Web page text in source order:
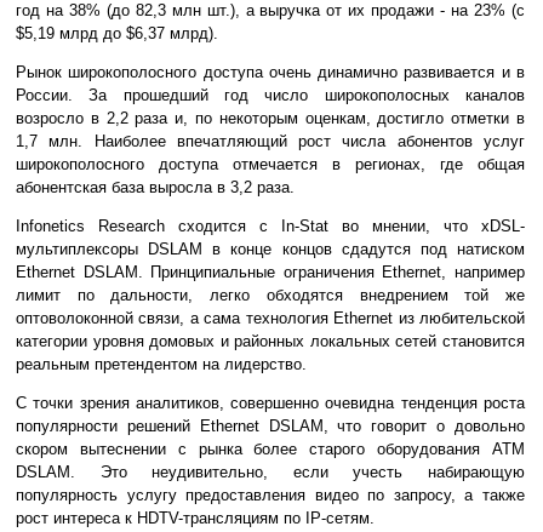
год на 38% (до 82,3 млн шт.), а выручка от их продажи - на 23% (с
$5,19 млрд до $6,37 млрд).
Рынок широкополосного доступа очень динамично развивается и в
России. За прошедший год число широкополосных каналов
возросло в 2,2 раза и, по некоторым оценкам, достигло отметки в
1,7 млн. Наиболее впечатляющий рост числа абонентов услуг
широкополосного доступа отмечается в регионах, где общая
абонентская база выросла в 3,2 раза.
Infonetics Research сходится с In-Stat во мнении, что xDSL-
мультиплексоры DSLAM в конце концов сдадутся под натиском
Ethernet DSLAM. Принципиальные ограничения Ethernet, например
лимит по дальности, легко обходятся внедрением той же
оптоволоконной связи, а сама технология Ethernet из любительской
категории уровня домовых и районных локальных сетей становится
реальным претендентом на лидерство.
С точки зрения аналитиков, совершенно очевидна тенденция роста
популярности решений Ethernet DSLAM, что говорит о довольно
скором вытеснении с рынка более старого оборудования ATM
DSLAM. Это неудивительно, если учесть набирающую
популярность услугу предоставления видео по запросу, а также
рост интереса к HDTV-трансляциям по IP-сетям.